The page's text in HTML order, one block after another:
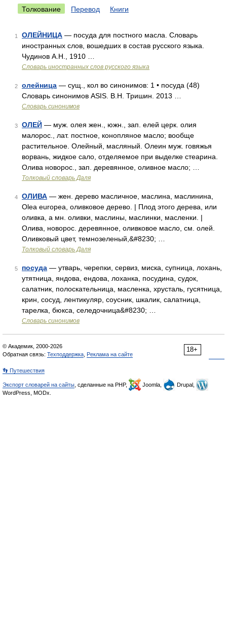
Толкование Перевод Книги
1 ОЛЕЙНИЦА — посуда для постного масла. Словарь
иностранных слов, вошедших в состав русского языка.
Чудинов А.Н., 1910 …
Словарь иностранных слов русского языка
2 олейница — сущ., кол во синонимов: 1 • посуда (48)
Словарь синонимов ASIS. В.Н. Тришин. 2013 …
Словарь синонимов
3 ОЛЕЙ — муж. олея жен., южн., зап. елей церк. олия
малорос., лат. постное, конопляное масло; вообще
растительное. Олейный, масляный. Олеин муж. говяжья
ворвань, жидкое сало, отделяемое при выделке стеарина.
Олива новорос., зап. деревянное, оливное масло; …
Толковый словарь Даля
4 ОЛИВА — жен. дерево масличное, маслина, маслинина,
Olea europea, оливковое дерево. | Плод этого дерева, или
оливка, а мн. оливки, маслины, маслинки, масленки. |
Олива, новорос. деревянное, оливковое масло, см. олей.
Оливковый цвет, темнозеленый,&#8230; …
Толковый словарь Даля
5 посуда — утварь, черепки, сервиз, миска, супница, лохань,
утятница, яндова, ендова, лоханка, посудина, судок,
салатник, полоскательница, масленка, хрусталь, гусятница,
крин, сосуд, лентикуляр, соусник, шкалик, салатница,
тарелка, бюкса, селедочница&#8230; …
Словарь синонимов
18+
© Академик, 2000-2026
Обратная связь: Техподдержка Реклама на сайте
👣 Путешествия
Экспорт словарей на сайты , сделанные на PHP, Joomla,
Drupal,
WordPress, MODx.